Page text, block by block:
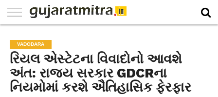
PAPER
NATIONAL
WORLD
BUSINESS
SPORTS
GUJARAT
OPINION
MORE
VADODARA
રિયલ એસ્ટેટના વિવાદોનો આવશે
અંત: રાજ્ય સરકાર GDCRના
નિયમોમાં કરશે ઐતિહાસિક ફેરફાર​